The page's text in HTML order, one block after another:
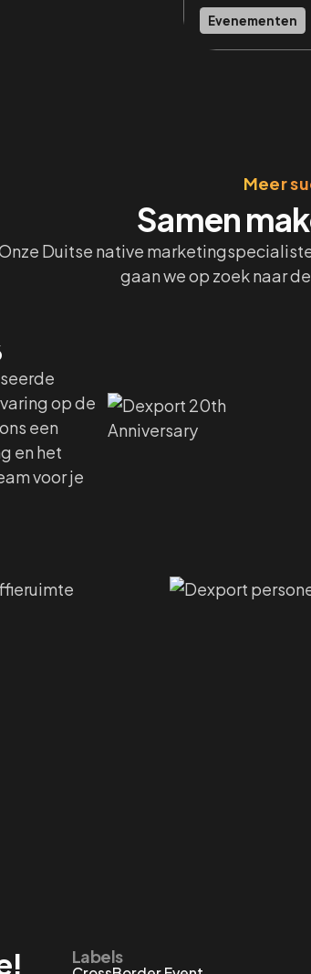
Evenementen
Meer
Samen
Duitse native
gaan we op zoek naar
op de
een
en het
voor je
Labels